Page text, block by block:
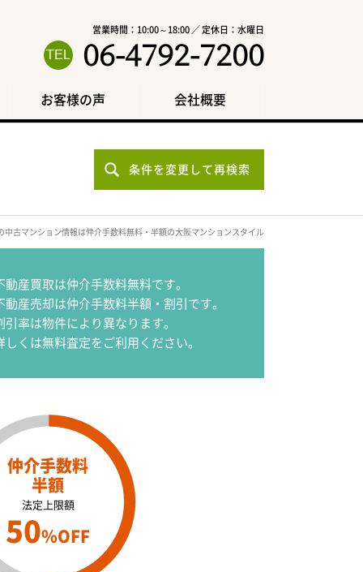
営業時間：10:00～18:00 ／ 定休日：水曜日
06-4792-7200
お客様の声 会社概要
条件を変更して再検索
中古マンション情報は仲介手数料無料・半額の大阪マンションスタイル
動産買取は仲介手数料無料です。
動産売却は仲介手数料半額・割引です。
引率は物件により異なります。
しくは無料査定をご利用ください。
仲介手数料
半額
法定上限額
50%OFF